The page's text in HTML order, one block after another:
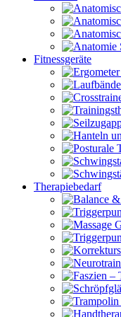
Fitnessgeräte
Therapiebedarf